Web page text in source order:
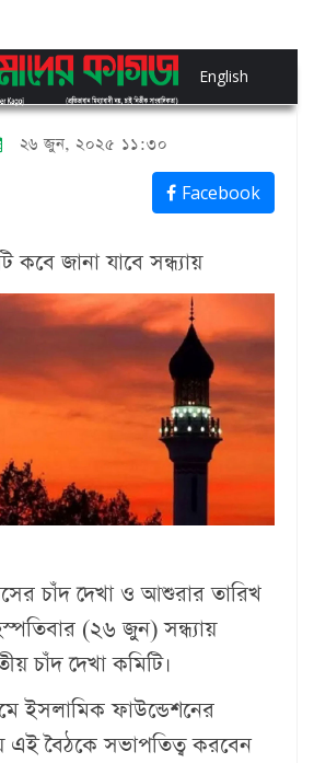
English
২৬ জুন, ২০২৫ ১১:৩০
Facebook
কবে জানা যাবে সন্ধ্যায়
চাঁদ দেখা ও আশুরার তারিখ
(২৬ জুন) সন্ধ্যায়
চাঁদ দেখা কমিটি।
ইসলামিক ফাউন্ডেশনের
এই বৈঠকে সভাপতিত্ব করবেন